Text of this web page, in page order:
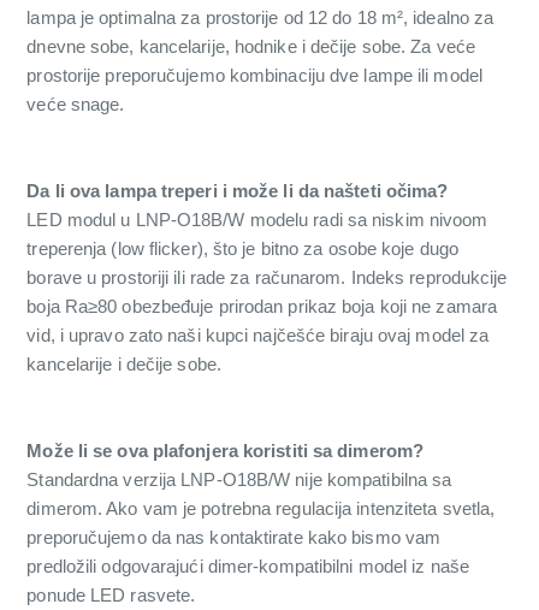
lampa je optimalna za prostorije od 12 do 18 m², idealno za
dnevne sobe, kancelarije, hodnike i dečije sobe. Za veće
prostorije preporučujemo kombinaciju dve lampe ili model
veće snage.
Da li ova lampa treperi i može li da našteti očima?
LED modul u LNP-O18B/W modelu radi sa niskim nivoom
treperenja (low flicker), što je bitno za osobe koje dugo
borave u prostoriji ili rade za računarom. Indeks reprodukcije
boja Ra≥80 obezbeđuje prirodan prikaz boja koji ne zamara
vid, i upravo zato naši kupci najčešće biraju ovaj model za
kancelarije i dečije sobe.
Može li se ova plafonjera koristiti sa dimerom?
Standardna verzija LNP-O18B/W nije kompatibilna sa
dimerom. Ako vam je potrebna regulacija intenziteta svetla,
preporučujemo da nas kontaktirate kako bismo vam
predložili odgovarajući dimer-kompatibilni model iz naše
ponude LED rasvete.